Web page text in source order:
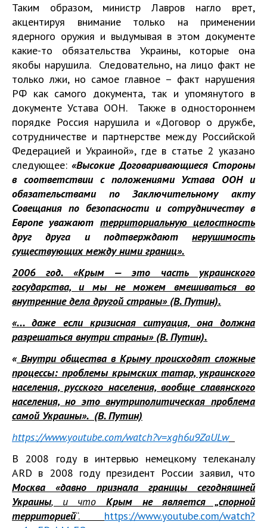
Таким образом, министр Лавров нагло врет,
акцентируя внимание только на применении
ядерного оружия и выдумывая в этом документе
какие-то обязательства Украины, которые она
якобы нарушила. Следовательно, на лицо факт не
только лжи, но самое главное – факт нарушения
РФ как самого документа, так и упомянутого в
документе Устава ООН. Также в одностороннем
порядке Россия нарушила и «Договор о дружбе,
сотрудничестве и партнерстве между Российской
Федерацией и Украиной», где в статье 2 указано
следующее:«Высокие Договаривающиеся Стороны
в соответствии с положениями Устава ООН и
обязательствами по Заключительному акту
Совещания по безопасности и сотрудничеству в
Европе уважают территориальную целостность
друг друга и подтверждают нерушимость
существующих между ними границ».
2006 год. «Крым — это часть украинского
государства, и мы не можем вмешиваться во
внутренние дела другой страны» (В. Путин).
«... даже если кризисная ситуация, она должна
разрешаться внутри страны» (В. Путин).
«Внутри общества в Крыму происходят сложные
процессы: проблемы крымских татар, украинского
населения, русского населения, вообще славянского
населения, но это внутриполитическая проблема
самой Украины». (В. Путин)
https://www.youtube.com/watch?v=xgh6u9ZaULw
В 2008 году в интервью немецкому телеканалу
ARD в 2008 году президент России заявил, что
Москва «давно признала границы сегодняшней
Украины, и что Крым не является „спорной
территорией“. https://www.youtube.com/watch?